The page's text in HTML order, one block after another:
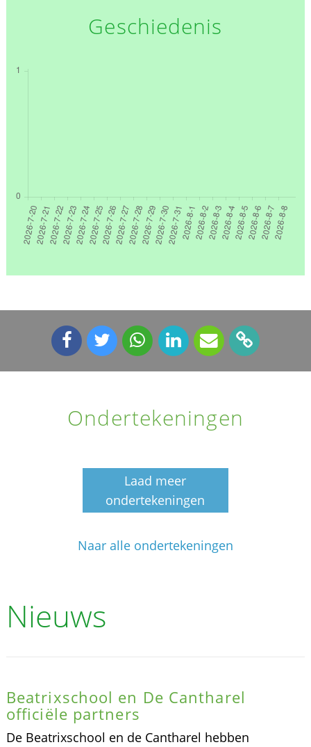
Geschiedenis
Ondertekeningen
Laad meer
ondertekeningen
Naar alle ondertekeningen
Nieuws
Beatrixschool en De Cantharel
officiële partners
De Beatrixschool en de Cantharel hebben